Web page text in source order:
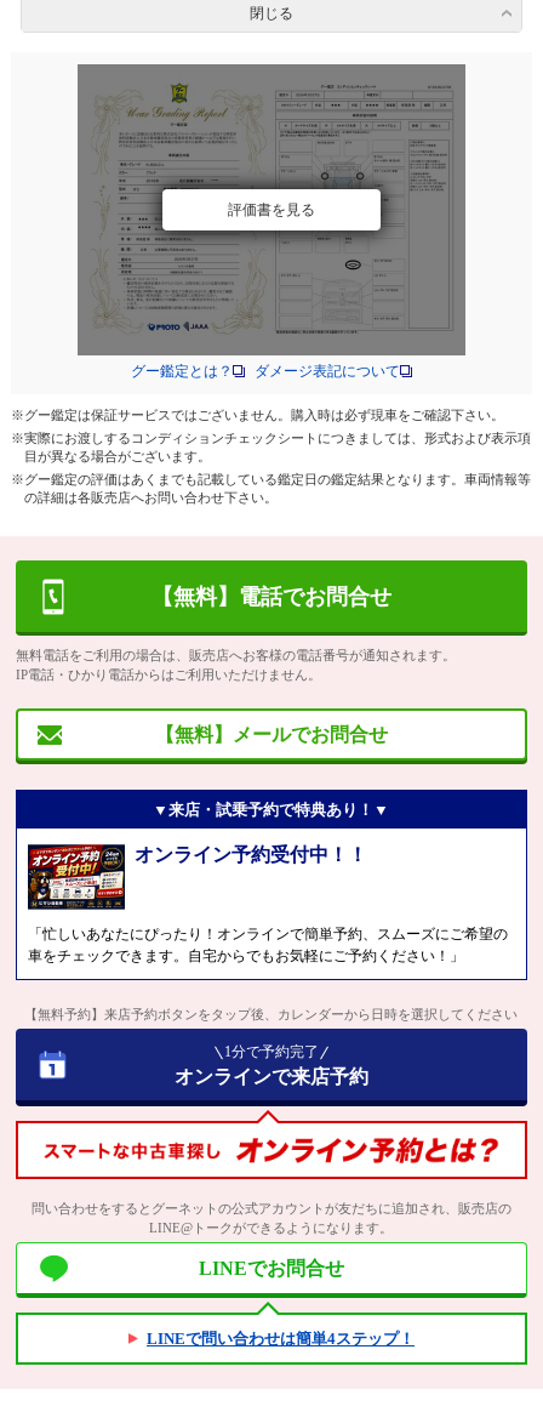
閉じる
評価書を見る
グー鑑定とは？ ダメージ表記について
※グー鑑定は保証サービスではございません。購入時は必ず現車をご確認下さい。
※実際にお渡しするコンディションチェックシートにつきましては、形式および表示項
目が異なる場合がございます。
※グー鑑定の評価はあくまでも記載している鑑定日の鑑定結果となります。車両情報等
の詳細は各販売店へお問い合わせ下さい。
【無料】電話でお問合せ
無料電話をご利用の場合は、販売店へお客様の電話番号が通知されます。
IP電話・ひかり電話からはご利用いただけません。
【無料】メールでお問合せ
▼来店・試乗予約で特典あり！▼
オンライン予約受付中！！
「忙しいあなたにぴったり！オンラインで簡単予約、スムーズにご希望の
車をチェックできます。自宅からでもお気軽にご予約ください！」
【無料予約】来店予約ボタンをタップ後、カレンダーから日時を選択してください
1分で予約完了
オンラインで来店予約
問い合わせをするとグーネットの公式アカウントが友だちに追加され、販売店の
LINE@トークができるようになります。
LINEでお問合せ
LINEで問い合わせは簡単4ステップ！